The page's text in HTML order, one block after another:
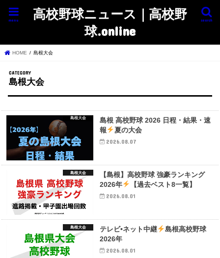
高校野球ニュース｜高校野
球.online
search
menu
HOME 島根大会
島根大会
島根大会
島根 高校野球 2026 日程・結果・速
報
夏の大会
2026.08.07
島根大会
【島根】高校野球 強豪ランキング
2026年
【過去ベスト8一覧】
2026.08.01
島根大会 テレビ•ネット中継
島根高校野球
2026年
2026.08.01